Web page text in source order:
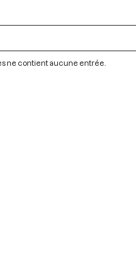
ne contient aucune entrée.